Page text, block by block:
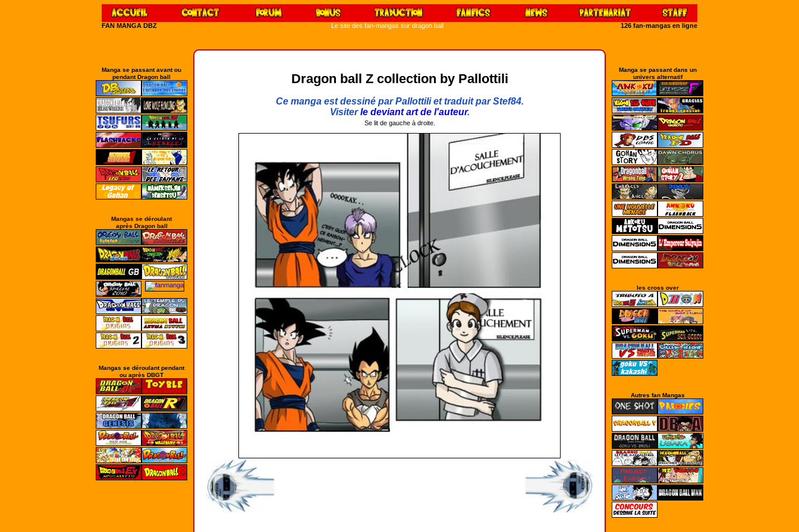
FAN MANGA DBZ Le site des fan-mangas sur dragon ball 126 fan-mangas en ligne
Manga se passant dans un
univers alternatif
les cross over
Autres fan Mangas
Manga se passant avant ou
pendant Dragon ball
Mangas se déroulant
après Dragon ball
Mangas se déroulant pendant
ou après DBGT
Dragon ball Z collection by Pallottili
Ce manga est dessiné par Pallottili et traduit par Stef84.
Visiterle deviant art de l'auteur.
Se lit de gauche à droite.